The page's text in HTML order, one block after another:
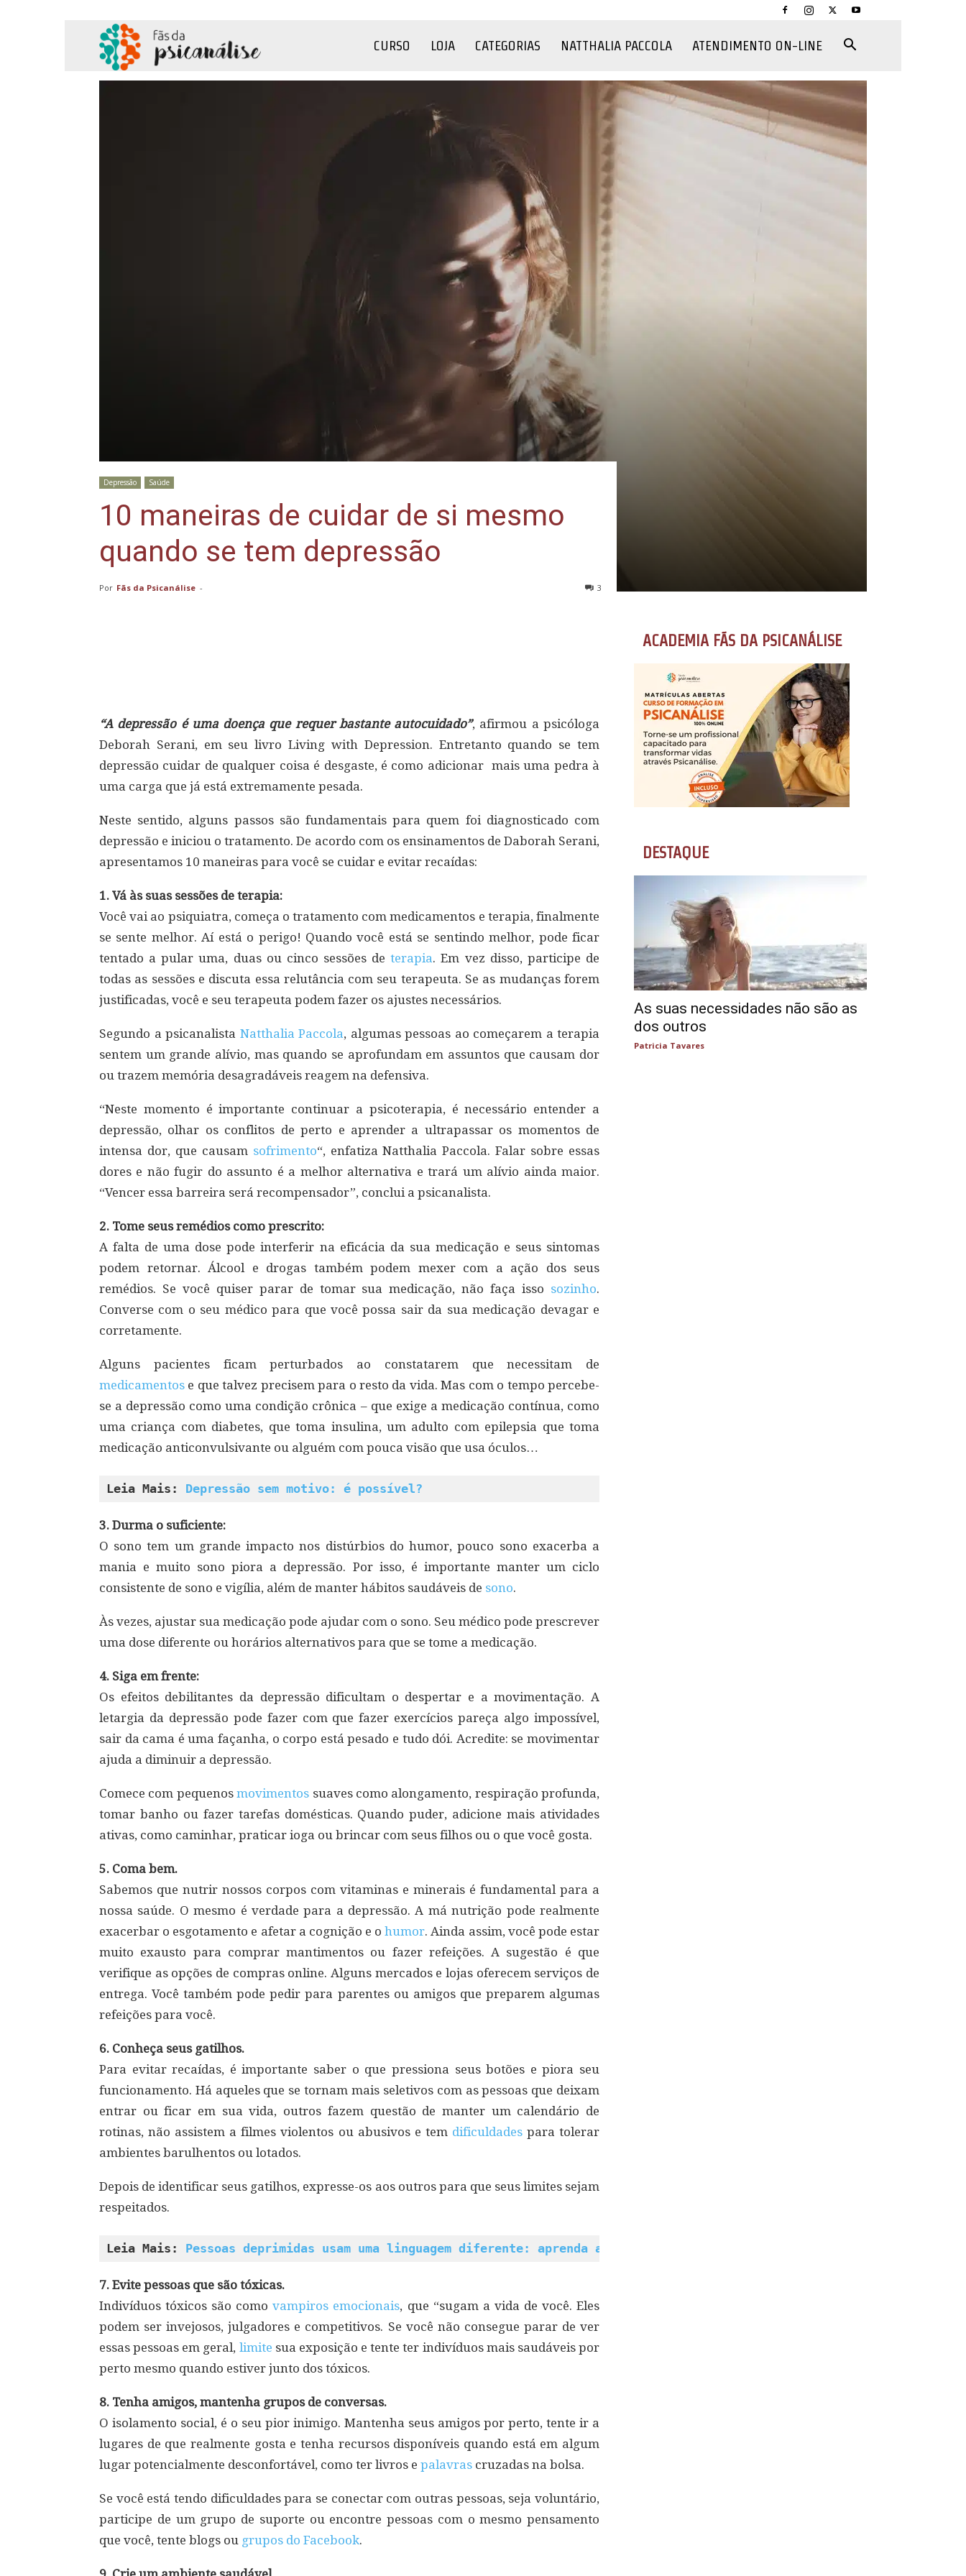
CURSO LOJA CATEGORIAS NATTHALIA PACCOLA ATENDIMENTO ON-LINE
Depressão Saúde
10 maneiras de cuidar de si mesmo
quando se tem depressão
Por Fãs da Psicanálise - 3
“A depressão é uma doença que requer bastante autocuidado”, afirmou a psicóloga
Deborah Serani, em seu livro Living with Depression. Entretanto quando se tem
depressão cuidar de qualquer coisa é desgaste, é como adicionar mais uma pedra à
uma carga que já está extremamente pesada.
Neste sentido, alguns passos são fundamentais para quem foi diagnosticado com
depressão e iniciou o tratamento. De acordo com os ensinamentos de Daborah Serani,
apresentamos 10 maneiras para você se cuidar e evitar recaídas:
1. Vá às suas sessões de terapia:
Você vai ao psiquiatra, começa o tratamento com medicamentos e terapia, finalmente
se sente melhor. Aí está o perigo! Quando você está se sentindo melhor, pode ficar
tentado a pular uma, duas ou cinco sessões deterapia. Em vez disso, participe de
todas as sessões e discuta essa relutância com seu terapeuta. Se as mudanças forem
justificadas, você e seu terapeuta podem fazer os ajustes necessários.
Segundo a psicanalista Natthalia Paccola, algumas pessoas ao começarem a terapia
sentem um grande alívio, mas quando se aprofundam em assuntos que causam dor
ou trazem memória desagradáveis reagem na defensiva.
“Neste momento é importante continuar a psicoterapia, é necessário entender a
depressão, olhar os conflitos de perto e aprender a ultrapassar os momentos de
intensa dor, que causam sofrimento“, enfatiza Natthalia Paccola. Falar sobre essas
dores e não fugir do assunto é a melhor alternativa e trará um alívio ainda maior.
“Vencer essa barreira será recompensador”, conclui a psicanalista.
2. Tome seus remédios como prescrito:
A falta de uma dose pode interferir na eficácia da sua medicação e seus sintomas
podem retornar. Álcool e drogas também podem mexer com a ação dos seus
remédios. Se você quiser parar de tomar sua medicação, não faça isso sozinho.
Converse com o seu médico para que você possa sair da sua medicação devagar e
corretamente.
Alguns pacientes ficam perturbados ao constatarem que necessitam de
medicamentos e que talvez precisem para o resto da vida. Mas com o tempo percebe-
se a depressão como uma condição crônica – que exige a medicação contínua, como
uma criança com diabetes, que toma insulina, um adulto com epilepsia que toma
medicação anticonvulsivante ou alguém com pouca visão que usa óculos…
Leia Mais: Depressão sem motivo: é possível?
3. Durma o suficiente:
O sono tem um grande impacto nos distúrbios do humor, pouco sono exacerba a
mania e muito sono piora a depressão. Por isso, é importante manter um ciclo
consistente de sono e vigília, além de manter hábitos saudáveis de sono.
Às vezes, ajustar sua medicação pode ajudar com o sono. Seu médico pode prescrever
uma dose diferente ou horários alternativos para que se tome a medicação.
4. Siga em frente:
Os efeitos debilitantes da depressão dificultam o despertar e a movimentação. A
letargia da depressão pode fazer com que fazer exercícios pareça algo impossível,
sair da cama é uma façanha, o corpo está pesado e tudo dói. Acredite: se movimentar
ajuda a diminuir a depressão.
Comece com pequenosmovimentos suaves como alongamento, respiração profunda,
tomar banho ou fazer tarefas domésticas. Quando puder, adicione mais atividades
ativas, como caminhar, praticar ioga ou brincar com seus filhos ou o que você gosta.
5. Coma bem.
Sabemos que nutrir nossos corpos com vitaminas e minerais é fundamental para a
nossa saúde. O mesmo é verdade para a depressão. A má nutrição pode realmente
exacerbar o esgotamento e afetar a cognição e ohumor. Ainda assim, você pode estar
muito exausto para comprar mantimentos ou fazer refeições. A sugestão é que
verifique as opções de compras online. Alguns mercados e lojas oferecem serviços de
entrega. Você também pode pedir para parentes ou amigos que preparem algumas
refeições para você.
6. Conheça seus gatilhos.
Para evitar recaídas, é importante saber o que pressiona seus botões e piora seu
funcionamento. Há aqueles que se tornam mais seletivos com as pessoas que deixam
entrar ou ficar em sua vida, outros fazem questão de manter um calendário de
rotinas, não assistem a filmes violentos ou abusivos e tem dificuldadespara tolerar
ambientes barulhentos ou lotados.
Depois de identificar seus gatilhos, expresse-os aos outros para que seus limites sejam
respeitados.
Leia Mais: Pessoas deprimidas usam uma linguagem diferente: aprenda a “linguagem da depressão”
7. Evite pessoas que são tóxicas.
Indivíduos tóxicos são comovampiros emocionais, que “sugam a vida de você. Eles
podem ser invejosos, julgadores e competitivos. Se você não consegue parar de ver
essas pessoas em geral, limite sua exposição e tente ter indivíduos mais saudáveis por
perto mesmo quando estiver junto dos tóxicos.
8. Tenha amigos, mantenha grupos de conversas.
O isolamento social, é o seu pior inimigo. Mantenha seus amigos por perto, tente ir a
lugares de que realmente gosta e tenha recursos disponíveis quando está em algum
lugar potencialmente desconfortável, como ter livros e palavras cruzadas na bolsa.
Se você está tendo dificuldades para se conectar com outras pessoas, seja voluntário,
participe de um grupo de suporte ou encontre pessoas com o mesmo pensamento
que você, tente blogs ou grupos do Facebook.
ACADEMIA FÃS DA PSICANÁLISE
DESTAQUE
As suas necessidades não são as
dos outros
Patricia Tavares